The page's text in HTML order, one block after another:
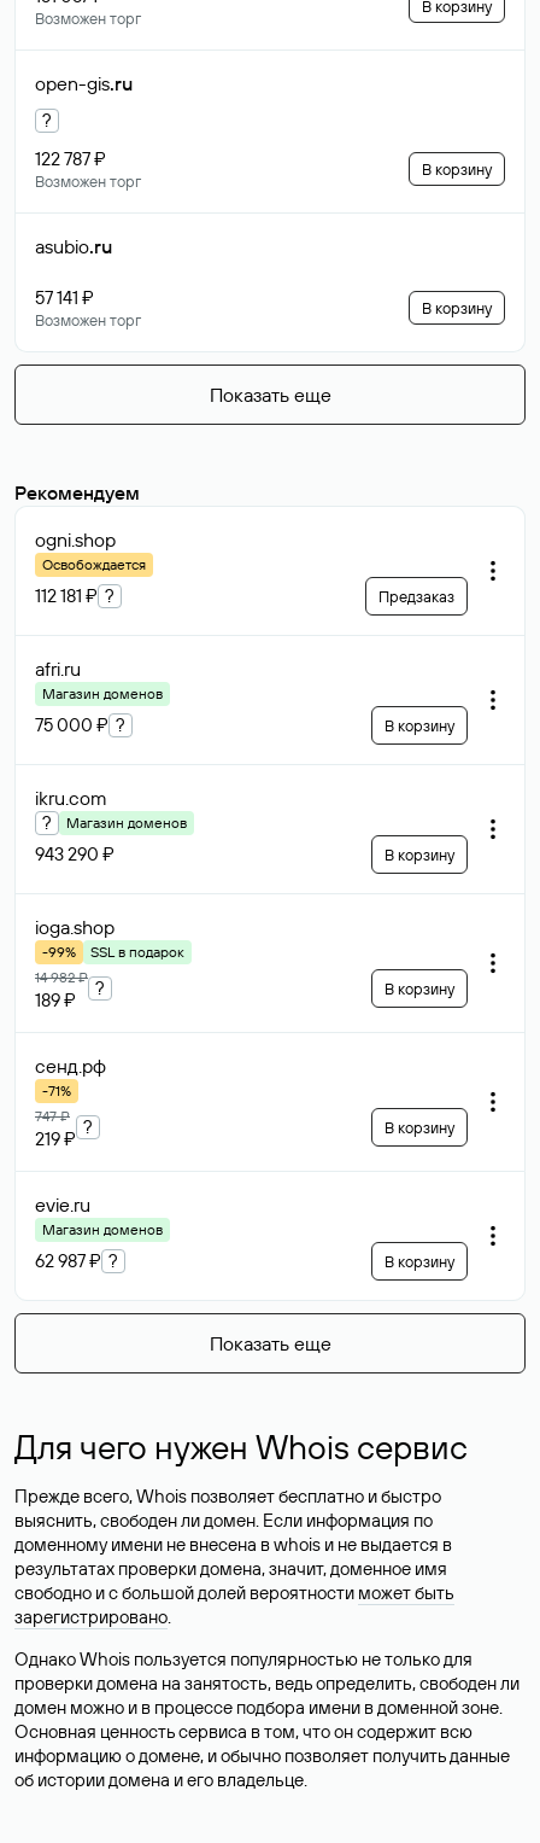
Возможен торг
В корзину
open-gis.ru
?
122 787 ₽
Возможен торг
В корзину
asubio.ru
57 141 ₽
Возможен торг
В корзину
Показать еще
Рекомендуем
ogni.shop
Освобождается
112 181 ₽ ? Предзаказ
afri.ru
Магазин доменов
75 000 ₽ ? В корзину
ikru.com
? Магазин доменов
943 290 ₽ В корзину
ioga.shop
-99%
SSL в подарок
14 982 ₽
189 ₽
? В корзину
сенд.рф
-71%
747 ₽
219 ₽
? В корзину
evie.ru
Магазин доменов
62 987 ₽ ? В корзину
Показать еще
Для чего нужен Whois сервис
Прежде всего, Whois позволяет бесплатно и быстро
выяснить, свободен ли домен. Если информация по
доменному имени не внесена в whois и не выдается в
результатах проверки домена, значит, доменное имя
свободно и с большой долей вероятности может быть
зарегистрировано.
Однако Whois пользуется популярностью не только для
проверки домена на занятость, ведь определить, свободен ли
домен можно и в процессе подбора имени в доменной зоне.
Основная ценность сервиса в том, что он содержит всю
информацию о домене, и обычно позволяет получить данные
об истории домена и его владельце.